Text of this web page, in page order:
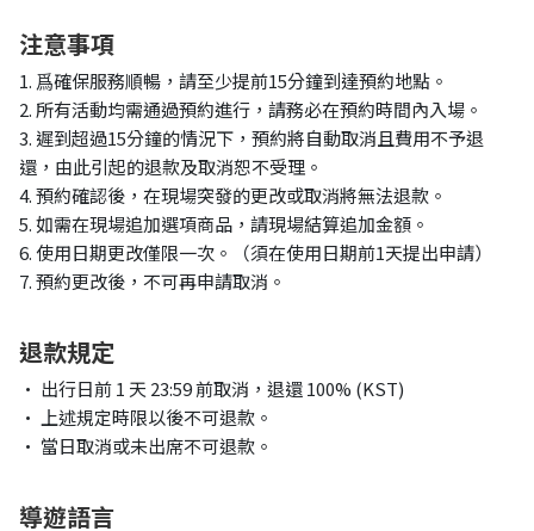
注意事項
1. 爲確保服務順暢，請至少提前15分鐘到達預約地點。
2. 所有活動均需通過預約進行，請務必在預約時間內入場。
3. 遲到超過15分鐘的情況下，預約將自動取消且費用不予退
還，由此引起的退款及取消恕不受理。
4. 預約確認後，在現場突發的更改或取消將無法退款。
5. 如需在現場追加選項商品，請現場結算追加金額。
6. 使用日期更改僅限一次。（須在使用日期前1天提出申請）
7. 預約更改後，不可再申請取消。
退款規定
• 出行日前 1 天 23:59 前取消，退還 100% (KST)
• 上述規定時限以後不可退款。
• 當日取消或未出席不可退款。
導遊語言